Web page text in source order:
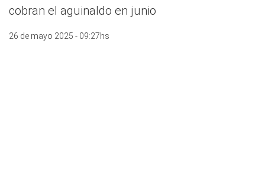
cobran el aguinaldo en junio
26 de mayo 2025 - 09:27hs